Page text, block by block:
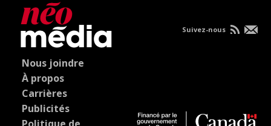
Nous joindre
À propos
Carrières
Publicités
Suivez-nous